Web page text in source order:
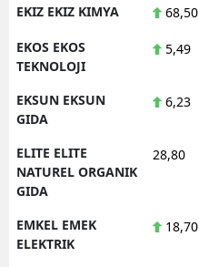
EKIZ EKIZ KIMYA 68,50
EKOS EKOS
TEKNOLOJI
5,49
EKSUN EKSUN
GIDA
6,23
ELITE ELITE
NATUREL ORGANIK
GIDA
28,80
EMKEL EMEK
ELEKTRIK
18,70